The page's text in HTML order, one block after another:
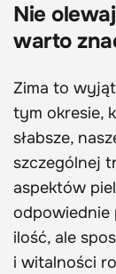
Nie
warto
Zima to
tym okresie,
słabsze,
szczególnej
aspektów
odpowiednie
ilość, ale
i witalności